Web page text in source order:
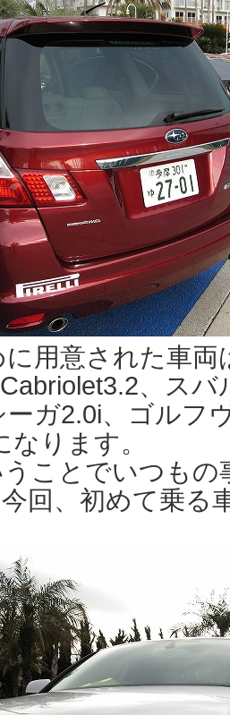
用意された車両
、ス
ガ2.0i、ゴルフ
なります。
ことでいつも
回、初めて乗る